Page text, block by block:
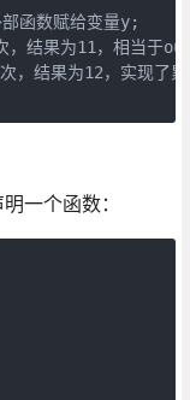
赋给变量y;
果为11，相当于
果为12，实现了累
一个函数：